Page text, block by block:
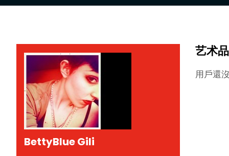
BettyBlue Gili
艺术品
用戶還